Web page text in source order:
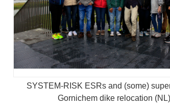
SYSTEM-RISK ESRs and (some)
Gornichem dike relocation (NL)